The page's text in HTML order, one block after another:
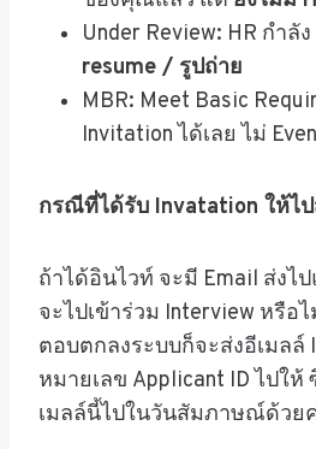
Under Review: HR กำลัง
resume / รูปถ่าย
MBR: Meet Basic
Invitation ได้เลย ไม่
กรณีที่ได้รับ Invatation ให้ไ
ถ้าได้อินไวท์ จะมี Email ส่งไ
จะไปเข้าร่วม Interview หรือ
ตอบตกลงระบบก็จะส่งอีเมลล์
หมายเลข Applicant ID ไปให้
เมลล์นี้ไปในวันสัมภาษณ์ด้วย